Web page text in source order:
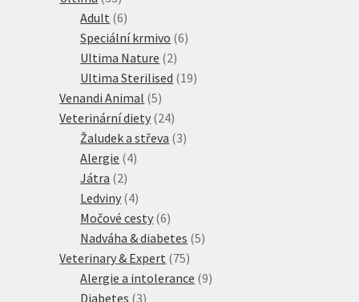
produktů
Adult 66
produktů
Speciální krmivo 66
Ultima Nature 22
produkty
Ultima Sterilised 1919
Venandi Animal 55
produktů
Veterinární diety 2424
produktů
Žaludek a střeva 33
Alergie 44
Játra 22
produkty
Ledviny 44
produkty
Močové cesty 66
produktů
Nadváha & diabetes 55
Veterinary & Expert 7575
produktů
Alergie a intolerance 99
Diabetes 33